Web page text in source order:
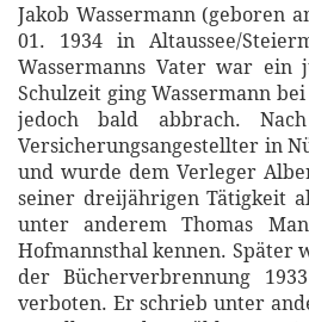
Jakob Wassermann (geboren
01. 1934 in Altaussee/
Wassermanns Vater war ein
Schulzeit ging Wassermann
jedoch bald abbrach.
Versicherungsangestellter in
und wurde dem Verleger
seiner dreijährigen Tätigkeit
unter anderem Thomas
Hofmannsthal kennen.
der Bücherverbrennung
verboten. Er schrieb unter